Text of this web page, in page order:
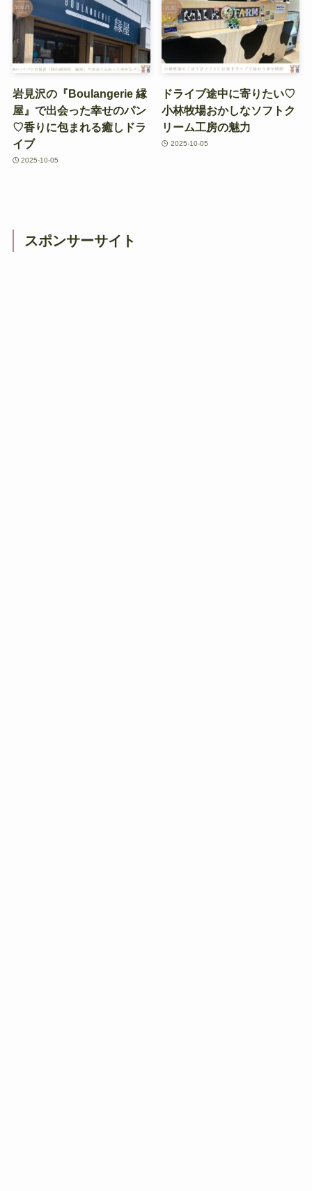
岩見沢の『Boulangerie 縁
屋』で出会った幸せのパン
♡香りに包まれる癒しドラ
イブ
2025-10-05
ドライブ途中に寄りたい♡
小林牧場おかしなソフトク
リーム工房の魅力
2025-10-05
スポンサーサイト